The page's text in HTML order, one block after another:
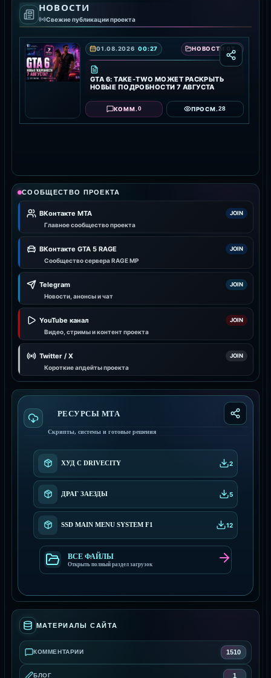
СКАЧАТЬ RAGE MP
НОВОСТИ
Свежие публикации проекта
01.08.2026 00:27 НОВОСТИ GTA 6 — ДАТА ВЫХОДА, ТРЕЙЛЕРЫ И ПОДРОБНОСТИ ИГРЫ
GTA 6: TAKE-TWO МОЖЕТ РАСКРЫТЬ
НОВЫЕ ПОДРОБНОСТИ 7 АВГУСТА
КОММ.0 ПРОСМ.28
СООБЩЕСТВО ПРОЕКТА
ВКонтакте MTA JOIN
Главное сообщество проекта
ВКонтакте GTA 5 RAGE JOIN
Сообщество сервера RAGE MP
Telegram JOIN
Новости, анонсы и чат
YouTube канал JOIN
Видео, стримы и контент проекта
Twitter / X JOIN
Короткие апдейты проекта
РЕСУРСЫ МТА
Скрипты, системы и готовые решения
ХУД С DRIVECITY 2
ДРАГ ЗАЕЗДЫ 5
SSD MAIN MENU SYSTEM F1 12
ВСЕ ФАЙЛЫ
Открыть полный раздел загрузок
МАТЕРИАЛЫ САЙТА
КОММЕНТАРИИ 1510
БЛОГ 1